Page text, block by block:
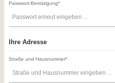
Passwort-Bestätigung*
Ihre Adresse
Straße und Hausnummer*